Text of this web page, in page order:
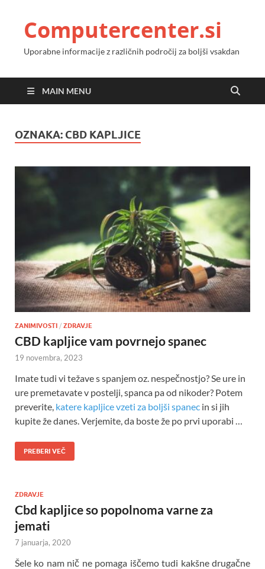
Computercenter.si
Uporabne informacije z različnih področij za boljši vsakdan
MAIN MENU
OZNAKA: CBD KAPLJICE
ZANIMIVOSTI / ZDRAVJE
CBD kapljice vam povrnejo spanec
19 novembra, 2023
Imate tudi vi težave s spanjem oz. nespečnostjo? Se ure in
ure premetavate v postelji, spanca pa od nikoder? Potem
preverite, katere kapljice vzeti za boljši spanec in si jih
kupite že danes. Verjemite, da boste že po prvi uporabi …
PREBERI VEČ
ZDRAVJE
Cbd kapljice so popolnoma varne za
jemati
7 januarja, 2020
Šele ko nam nič ne pomaga iščemo tudi kakšne drugačne